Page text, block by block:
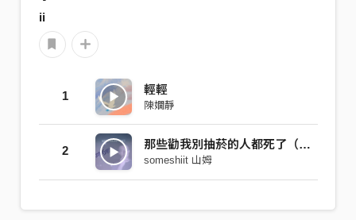
ii
1 輕輕
陳嫺靜
2 那些勸我別抽菸的人都死了（2019）
someshiit 山姆